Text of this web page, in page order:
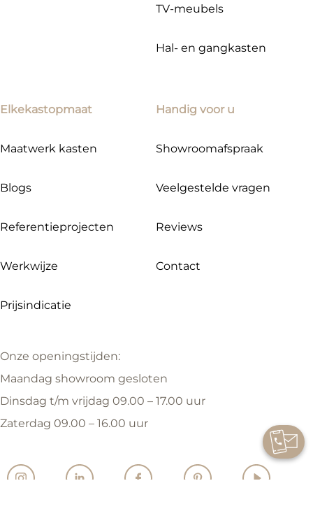
TV-meubels
Hal- en gangkasten
Elkekastopmaat
Maatwerk kasten
Blogs
Referentieprojecten
Werkwijze
Prijsindicatie
Handig voor u
Showroomafspraak
Veelgestelde vragen
Reviews
Contact
Onze openingstijden:
Maandag showroom gesloten
Dinsdag t/m vrijdag 09.00 – 17.00 uur
Zaterdag 09.00 – 16.00 uur